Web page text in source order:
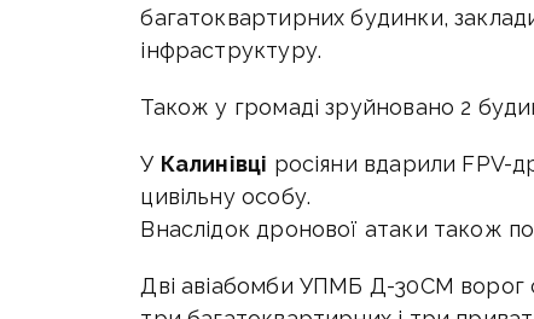
багатоквартирних будинки,
інфраструктуру.
Також у громаді зруйновано 2
У Калинівці росіяни вдарили
цивільну особу.
Внаслідок дронової атаки також
Дві авіабомби УПМБ Д-30СМ ворог